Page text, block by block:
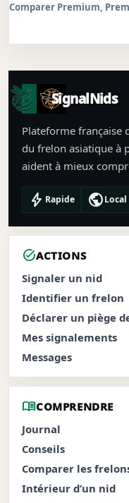
Comparer Premium,
SignalNids
Plateforme française
du frelon asiatique à
aident à mieux
bolt Rapide publicLocal
task_altACTIONS
Signaler un nid
Identifier un frelon
Déclarer un piège
Mes signalements
Messages
menu_bookCOMPRENDRE
Journal
Conseils
Comparer les
Intérieur d’un nid